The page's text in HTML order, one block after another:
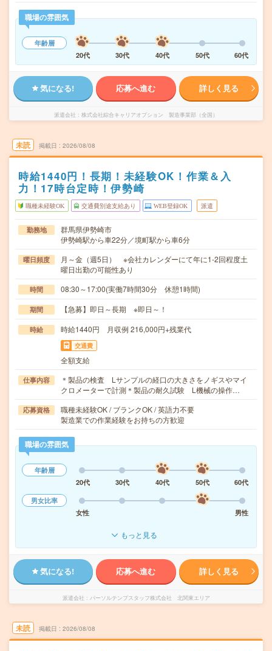
職場の雰囲気
年齢層
20代
30代 40代 50代 60代
気になる! 応募へ進む 詳しく見る
派遣会社 株式会社綜合キャリアオプション 製造事業部（全国）
未読 掲載日 2026/08/08
時給1440円！長期！未経験OK！作業＆入
力！17時台定時！伊勢崎
職種未経験OK 交通費別途支給あり WEB登録OK 派遣
勤務地
群馬県伊勢崎市
伊勢崎駅から車22分／境町駅から車6分
曜日頻度
月～金（週5日） ※会社カレンダーにて年に1-2回程度土
曜日出勤の可能性あり
時間 08:30～17:00(実働7時間30分 休憩1時間)
期間 【急募】即日～長期 ※即日～！
時給 時給1440円 月収例 216,000円+残業代
交通費
全額支給
仕事内容
＊製品の検査 Lサンプルの経口の大きさをノギスやマイ
クロメーターで計測＊製品の耐久試験 L機械の操作…
応募資格
職種未経験OK / ブランクOK / 英語力不要
製造業での作業経験をお持ちの方歓迎
職場の雰囲気
年齢層
20代
30代 40代 50代
60代
男女比率
女性
男性
もっと見る
気になる! 応募へ進む 詳しく見る
派遣会社 パーソルテンプスタッフ株式会社 北関東エリア
未読 掲載日 2026/08/08